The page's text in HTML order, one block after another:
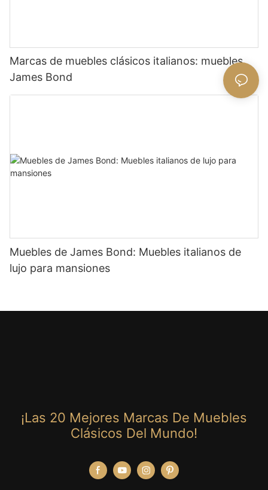
Marcas de muebles clásicos italianos: muebles
James Bond
Muebles de James Bond: Muebles italianos de
lujo para mansiones
¡Las 20 Mejores Marcas De Muebles
Clásicos Del Mundo!